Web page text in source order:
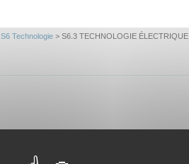
S6 Technologie > S6.3 TECHNOLOGIE ÉLECTRIQUE